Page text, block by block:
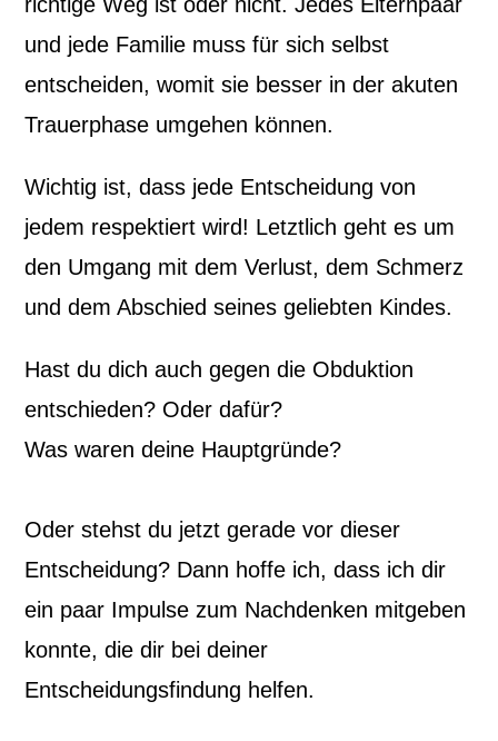
und jede Familie muss für sich selbst
entscheiden, womit sie besser in der akuten
Trauerphase umgehen können.
Wichtig ist, dass jede Entscheidung von
jedem respektiert wird! Letztlich geht es um
den Umgang mit dem Verlust, dem Schmerz
und dem Abschied seines geliebten Kindes.
Hast du dich auch gegen die Obduktion
entschieden? Oder dafür?
Was waren deine Hauptgründe?
Oder stehst du jetzt gerade vor dieser
Entscheidung? Dann hoffe ich, dass ich dir
ein paar Impulse zum Nachdenken mitgeben
konnte, die dir bei deiner
Entscheidungsfindung helfen.